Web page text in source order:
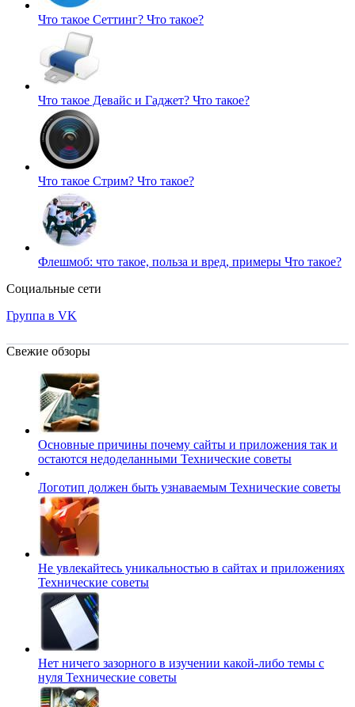
Что такое Сеттинг? Что такое?
Что такое Девайс и Гаджет? Что такое?
Что такое Стрим? Что такое?
Флешмоб: что такое, польза и вред, примеры Что такое?
Социальные сети
Группа в VK
Свежие обзоры
Основные причины почему сайты и приложения так и
остаются недоделанными Технические советы
Логотип должен быть узнаваемым Технические советы
Не увлекайтесь уникальностью в сайтах и приложениях
Технические советы
Нет ничего зазорного в изучении какой-либо темы с
нуля Технические советы